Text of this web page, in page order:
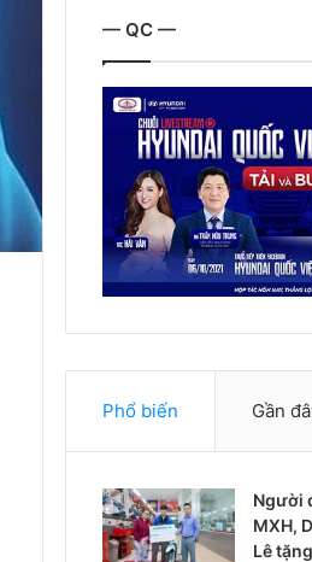
— QC —
Phổ biến Gần
Người
MXH,
Lê